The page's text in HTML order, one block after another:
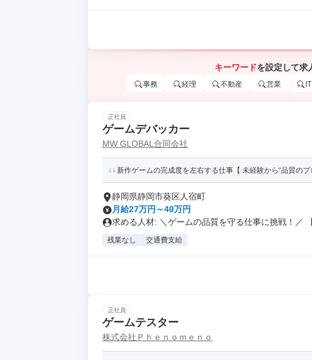
キーワードを設定して求
事務 経理 不動産 営業 IT
正社員
ゲームデバッカー
MW GLOBAL合同会社
新作ゲームの完成度を左右する仕事【 未経験から“品質の
静岡県静岡市葵区人宿町
月給27万円～40万円
求める人材: ＼ゲームの品質を守る仕事に挑戦！／
残業なし 交通費支給
正社員
ゲームテスター
株式会社Ｐｈｅｎｏｍｅｎｏ